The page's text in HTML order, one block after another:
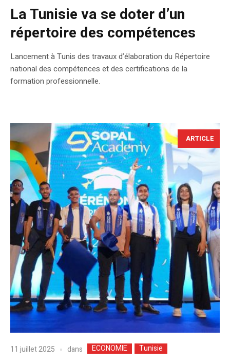
La Tunisie va se doter d’un
répertoire des compétences
Lancement à Tunis des travaux d’élaboration du Répertoire
national des compétences et des certifications de la
formation professionnelle.
ARTICLE
11 juillet 2025 dans ECONOMIE Tunisie